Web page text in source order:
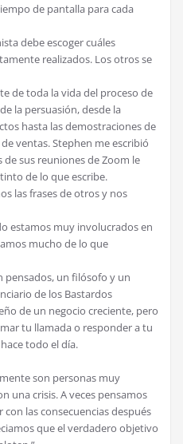
de pantalla para cada
debe escoger cuáles
realizados. Los otros se
de toda la vida del proceso de
la persuasión, desde la
hasta las demostraciones de
ventas. Stephen me escribió
sus reuniones de Zoom le
de lo que escribe.
las frases de otros y nos
estamos muy involucrados en
mucho de lo que
pensados, un filósofo y un
de los Bastardos
de un negocio creciente, pero
tu llamada o responder a tu
todo el día.
son personas muy
una crisis. A veces pensamos
las consecuencias después
que el verdadero objetivo